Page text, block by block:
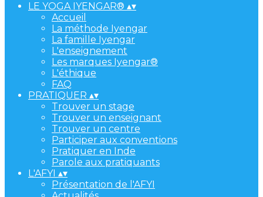
LE YOGA IYENGAR® ▴▾
Accueil
La méthode Iyengar
La famille Iyengar
L'enseignement
Les marques Iyengar®
L'éthique
FAQ
PRATIQUER ▴▾
Trouver un stage
Trouver un enseignant
Trouver un centre
Participer aux conventions
Pratiquer en Inde
Parole aux pratiquants
L'AFYI ▴▾
Présentation de l'AFYI